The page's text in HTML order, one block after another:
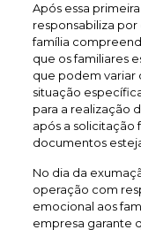
Após essa
responsabiliza
família
que os familiares
que podem variar
situação
para a realização
após a solicitação
documentos
No dia da
operação com
emocional aos
empresa garante